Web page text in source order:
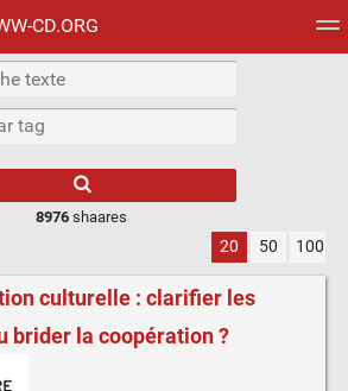
CD.ORG
Mur d'images
8976 shaares
20 50 100
culturelle : clarifier les
brider la coopération ?